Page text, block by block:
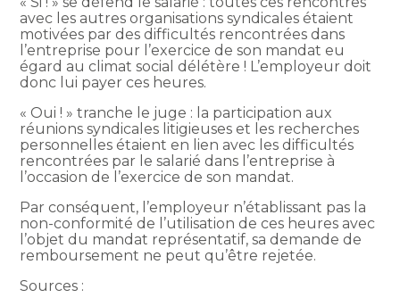
avec les autres organisations syndicales étaient
motivées par des difficultés rencontrées dans
l’entreprise pour l’exercice de son mandat eu
égard au climat social délétère ! L’employeur doit
donc lui payer ces heures.
« Oui ! » tranche le juge : la participation aux
réunions syndicales litigieuses et les recherches
personnelles étaient en lien avec les difficultés
rencontrées par le salarié dans l’entreprise à
l’occasion de l’exercice de son mandat.
Par conséquent, l’employeur n’établissant pas la
non-conformité de l’utilisation de ces heures avec
l’objet du mandat représentatif, sa demande de
remboursement ne peut qu’être rejetée.
Sources :